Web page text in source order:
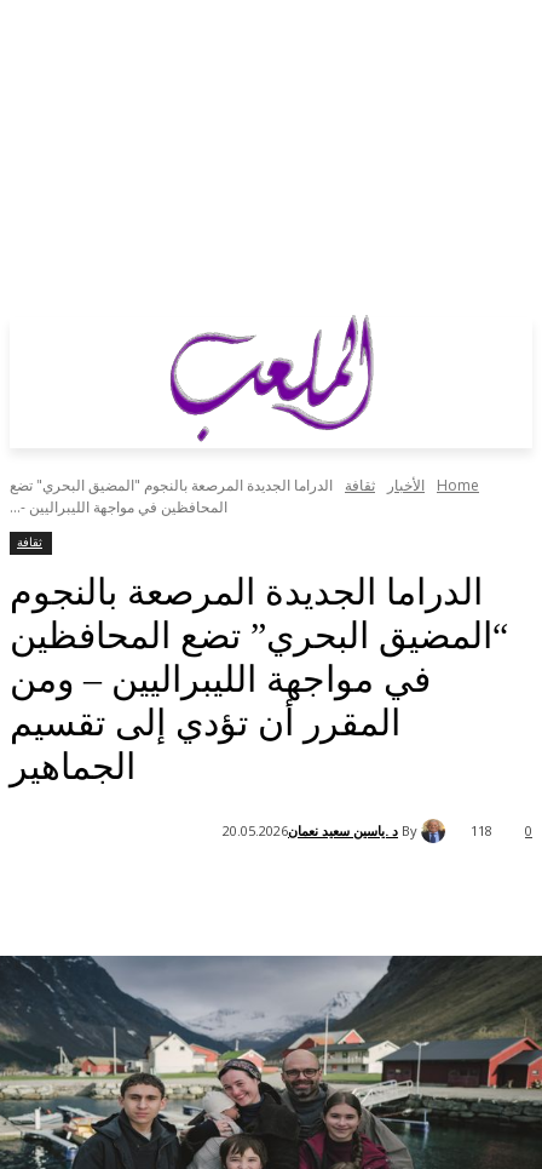
الأخبار ثقافة
الدراما الجديدة المرصعة بالنجوم "المضيق البحري" تضع
المحافظين في مواجهة الليبراليين -...
الجديدة المرصعة بالنجوم
البحري” تضع المحافظين
في مواجهة الليبراليين – ومن
المقرر أن تؤدي إلى تقسيم
الجماهير
By د .ياسين سعيد نعمان 20.05.2026